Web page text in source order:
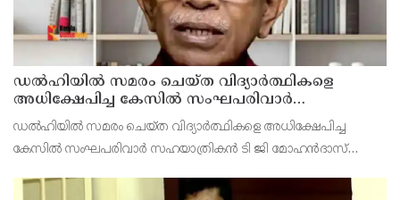
ഡൽഹിയിൽ സമരം ചെയ്ത വിദ്യാർത്ഥികളെ
അധിക്ഷേപിച്ച കേസില്‍ സംഘപരിവാർ
സഹയാത്രികൻ ടി ജി മോഹന്‍ദാസ് കസ്റ്റഡിയിൽ
ഡല്‍ഹിയില്‍ സമരം ചെയ്ത വിദ്യാര്‍ത്ഥികളെ അധിക്ഷേപിച്ച
കേസില്‍ സംഘപരിവാര്‍ സഹയാത്രികന്‍ ടി ജി മോഹന്‍ദാസ്